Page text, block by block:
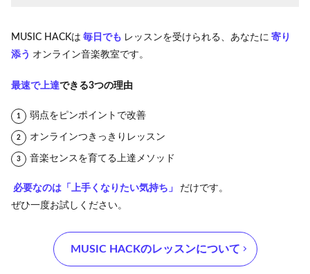
MUSIC HACKは 毎日でも レッスンを受けられる、あなたに 寄り
添う オンライン音楽教室です。
最速で上達できる3つの理由
弱点をピンポイントで改善
オンラインつきっきりレッスン
音楽センスを育てる上達メソッド
必要なのは「上手くなりたい気持ち」
だけです。
ぜひ一度お試しください。
‪MUSIC HACK‬のレッスンについて